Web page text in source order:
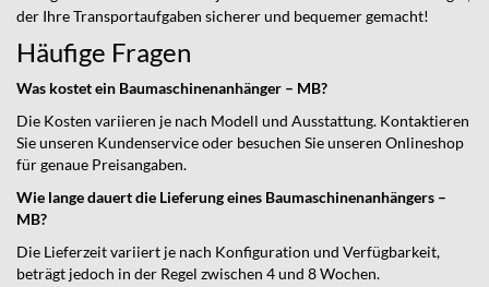
der Ihre Transportaufgaben sicherer und bequemer gemacht!
Häufige Fragen
Was kostet ein Baumaschinenanhänger – MB?
Die Kosten variieren je nach Modell und Ausstattung. Kontaktieren
Sie unseren Kundenservice oder besuchen Sie unseren Onlineshop
für genaue Preisangaben.
Wie lange dauert die Lieferung eines Baumaschinenanhängers –
MB?
Die Lieferzeit variiert je nach Konfiguration und Verfügbarkeit,
beträgt jedoch in der Regel zwischen 4 und 8 Wochen.